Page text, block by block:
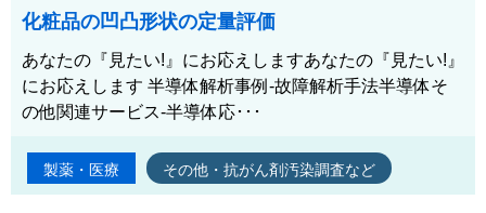
化粧品の凹凸形状の定量評価
あなたの『見たい!』にお応えしますあなたの『見たい!』
にお応えします 半導体解析事例-故障解析手法半導体そ
の他関連サービス-半導体応･･･
製薬・医療 その他・抗がん剤汚染調査など